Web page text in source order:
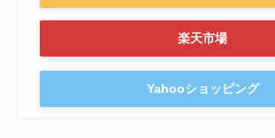
楽天市場
Yahooショッピング